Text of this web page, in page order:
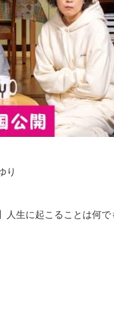
り
人生に起こることは何